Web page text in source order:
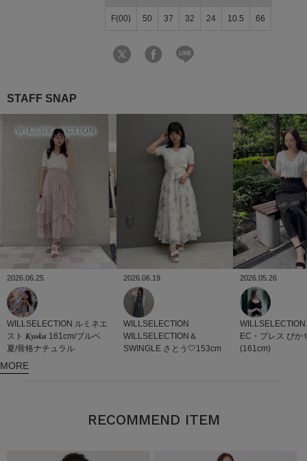
F(00) 50 37 32 24 10.5 66
STAFF SNAP
2026.06.25
WILLSELECTION ルミネエ
スト 𝑲𝒚𝒐𝒌𝒂 161cm/ブルベ
夏/骨格ナチュラル
2026.06.19
WILLSELECTION
WILLSELECTION＆
SWINGLE さとう🤍153cm
2026.05.26
WILLSELECTION
EC・プレス ぴか
(161cm)
MORE
RECOMMEND ITEM